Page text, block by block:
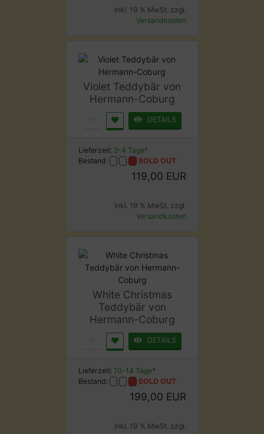
inkl. 19 % MwSt. zzgl.
Versandkosten
Violet Teddybär von
Hermann-Coburg
DETAILS
Lieferzeit: 2-4 Tage*
Bestand:
SOLD OUT
119,00 EUR
inkl. 19 % MwSt. zzgl.
Versandkosten
White Christmas
Teddybär von
Hermann-Coburg
DETAILS
Lieferzeit: 10-14 Tage*
Bestand:
SOLD OUT
199,00 EUR
inkl. 19 % MwSt. zzgl.